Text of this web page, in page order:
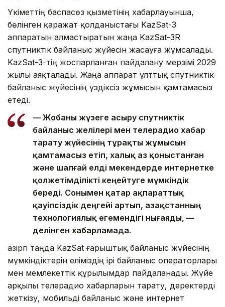
Үкіметтің баспасөз қызметінің хабарлауынша,
бөлінген қаражат қолданыстағы KazSat-3
аппаратын алмастыратын жаңа KazSat-3R
спутниктік байланыс жүйесін жасауға жұмсалады.
KazSat-3-тің жоспарланған пайдалану мерзімі 2029
жылы аяқталады. Жаңа аппарат ұлттық спутниктік
байланыс жүйесінің үздіксіз жұмысын қамтамасыз
етеді.
— Жобаны жүзеге асыру спутниктік
байланыс желілері мен телерадио хабар
тарату жүйесінің тұрақты жұмысын
қамтамасыз етіп, халық аз қоныстанған
және шалғай елді мекендерде интернетке
қолжетімділікті кеңейтуге мүмкіндік
береді. Сонымен қатар ақпараттық
қауіпсіздік деңгейі артып, Қазақстанның
технологиялық егемендігі нығаяды, —
делінген хабарламада.
Қазіргі таңда KazSat ғарыштық байланыс жүйесінің
мүмкіндіктерін еліміздің ірі байланыс операторлары
мен мемлекеттік құрылымдар пайдаланады. Жүйе
арқылы телерадио хабарларын тарату, деректерді
жеткізу, мобильді байланыс және интернет